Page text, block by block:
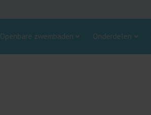
Openbare zwembaden Onderdelen